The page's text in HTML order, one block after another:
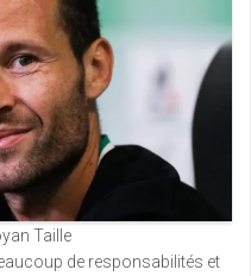
Taille
de responsabilités et